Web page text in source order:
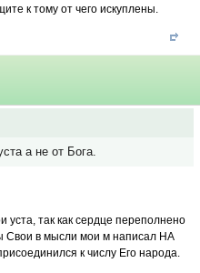
к тому от чего искуплены.
а не от Бога.
уста, так как сердце переполнено
Свои в мысли мои м написал НА
к числу Его народа.